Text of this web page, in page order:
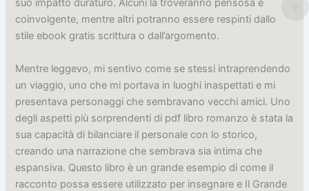
suo impatto duraturo. Alcuni la troveranno pensosa e
coinvolgente, mentre altri potranno essere respinti dallo
stile ebook gratis scrittura o dall’argomento.
Mentre leggevo, mi sentivo come se stessi intraprendendo
un viaggio, uno che mi portava in luoghi inaspettati e mi
presentava personaggi che sembravano vecchi amici. Uno
degli aspetti più sorprendenti di pdf libro romanzo è stata la
sua capacità di bilanciare il personale con lo storico,
creando una narrazione che sembrava sia intima che
espansiva. Questo libro è un grande esempio di come il
racconto possa essere utilizzato per insegnare e Il Grande